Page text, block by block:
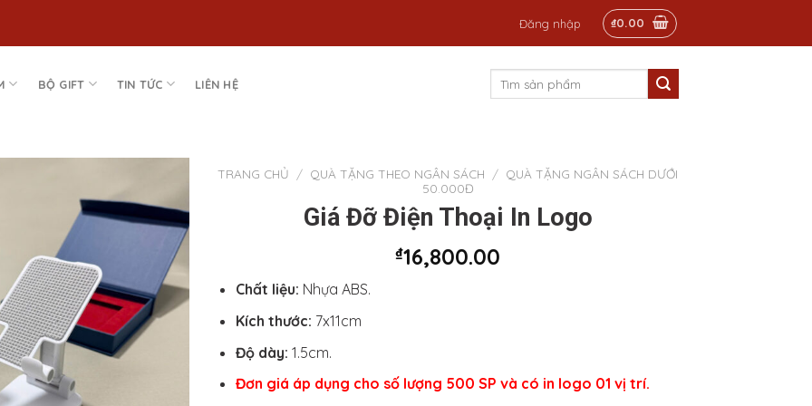
Đăng nhập ₫0.00
BỘ GIFT TIN TỨC LIÊN HỆ
Add to
TRANG CHỦ / QUÀ TẶNG THEO NGÂN SÁCH / QUÀ TẶNG NGÂN SÁCH DƯỚI
50.000Đ
Giá Đỡ Điện Thoại In Logo
₫16,800.00
Chất liệu: Nhựa ABS.
Kích thước: 7x11cm
Độ dày: 1.5cm.
Đơn giá áp dụng cho số lượng 500 SP và có in logo 01 vị trí.